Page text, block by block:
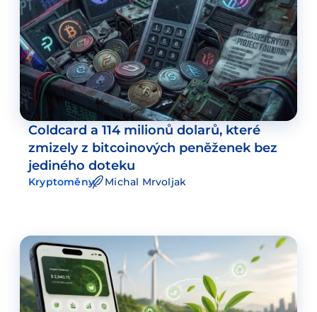
Coldcard a 114 milionů dolarů, které
zmizely z bitcoinových peněženek bez
jediného doteku
Kryptoměny Michal Mrvoljak